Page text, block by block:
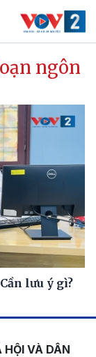
ngôn
lưu ý gì?
VÀ DÂN